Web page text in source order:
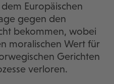
Europäischen
gegen den
bekommen, wobei
moralischen Wert für
Gerichten
verloren.